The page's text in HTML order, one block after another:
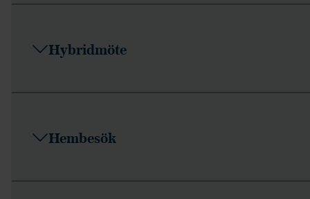
Hybridmöte
Hembesök